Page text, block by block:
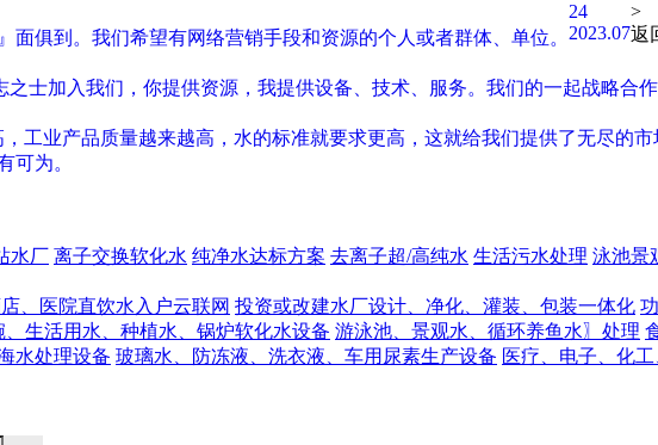
俱到。我们希望有网络营销手段和资源的个人或者群体、单位。
24
2023.07
士加入我们，你提供资源，我提供设备、技术、服务。我们的一起战略合作
工业产品质量越来越高，水的标准就要求更高，这就给我们提供了无尽的
可为。
>
返
水厂 离子交换软化水 纯净水达标方案 去离子超/高纯水 生活污水处理 泳池景
、医院直饮水入户云联网 投资或改建水厂设计、净化、灌装、包装一体化
、生活用水、种植水、锅炉软化水设备 游泳池、景观水、循环养鱼水〗处理
水处理设备 玻璃水、防冻液、洗衣液、车用尿素生产设备 医疗、电子、化